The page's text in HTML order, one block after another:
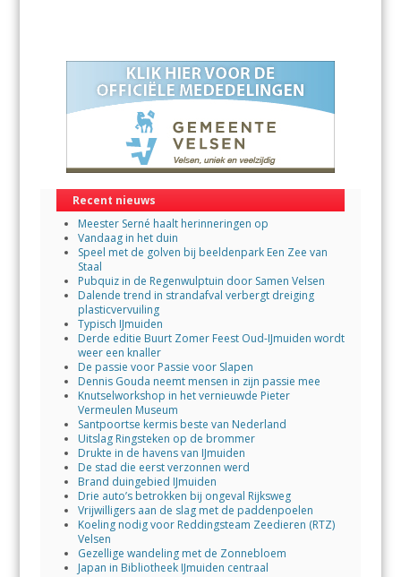
Recent nieuws
Meester Serné haalt herinneringen op
Vandaag in het duin
Speel met de golven bij beeldenpark Een Zee van
Staal
Pubquiz in de Regenwulptuin door Samen Velsen
Dalende trend in strandafval verbergt dreiging
plasticvervuiling
Typisch IJmuiden
Derde editie Buurt Zomer Feest Oud-IJmuiden wordt
weer een knaller
De passie voor Passie voor Slapen
Dennis Gouda neemt mensen in zijn passie mee
Knutselworkshop in het vernieuwde Pieter
Vermeulen Museum
Santpoortse kermis beste van Nederland
Uitslag Ringsteken op de brommer
Drukte in de havens van IJmuiden
De stad die eerst verzonnen werd
Brand duingebied IJmuiden
Drie auto’s betrokken bij ongeval Rijksweg
Vrijwilligers aan de slag met de paddenpoelen
Koeling nodig voor Reddingsteam Zeedieren (RTZ)
Velsen
Gezellige wandeling met de Zonnebloem
Japan in Bibliotheek IJmuiden centraal